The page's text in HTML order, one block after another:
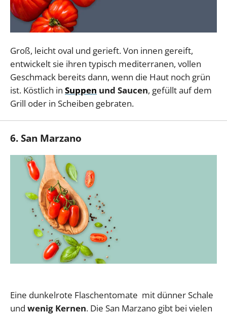
Groß, leicht oval und gerieft. Von innen gereift,
entwickelt sie ihren typisch mediterranen, vollen
Geschmack bereits dann, wenn die Haut noch grün
ist. Köstlich in Suppen und Saucen, gefüllt auf dem
Grill oder in Scheiben gebraten.
6. San Marzano
Eine dunkelrote Flaschentomate mit dünner Schale
und wenig Kernen. Die San Marzano gibt bei vielen